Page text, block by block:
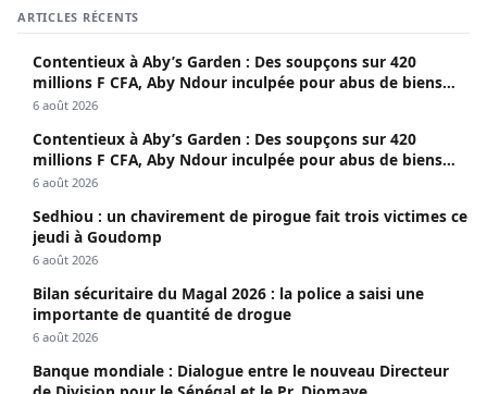
ARTICLES RÉCENTS
Contentieux à Aby’s Garden : Des soupçons sur 420
millions F CFA, Aby Ndour inculpée pour abus de biens
sociaux
6 août 2026
Contentieux à Aby’s Garden : Des soupçons sur 420
millions F CFA, Aby Ndour inculpée pour abus de biens
sociaux
6 août 2026
Sedhiou : un chavirement de pirogue fait trois victimes ce
jeudi à Goudomp
6 août 2026
Bilan sécuritaire du Magal 2026 : la police a saisi une
importante de quantité de drogue
6 août 2026
Banque mondiale : Dialogue entre le nouveau Directeur